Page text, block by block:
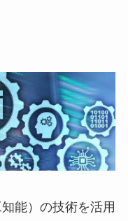
能）の技術を活用